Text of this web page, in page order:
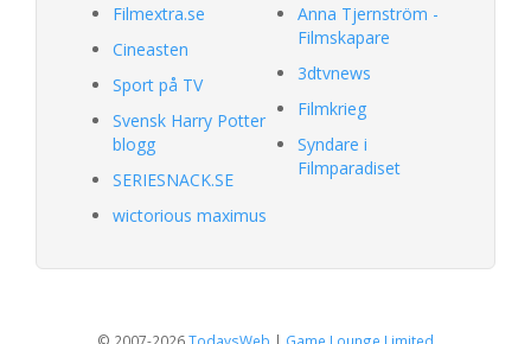
Filmextra.se
Cineasten
Sport på TV
Svensk Harry Potter
blogg
SERIESNACK.SE
wictorious maximus
Anna Tjernström -
Filmskapare
3dtvnews
Filmkrieg
Syndare i
Filmparadiset